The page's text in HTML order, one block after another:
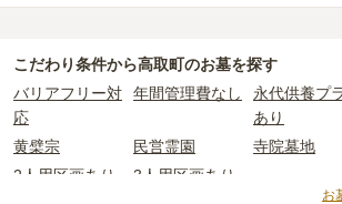
万円、永代供養墓が約24万円です。
2つが主な費用となります。
の一般墓の永代使用料の平均は58万円
平均
です。いずれも区画の広さや墓
樹木葬・納骨堂・永代供養墓は、基本的に墓
らお求めいただけます。
する「合祀墓（ごうしぼ）」と呼ばれるタイプ
比べて省スペースで管理の手間がかからないた
されています。
価格の目安は、1名あたり5万円〜30万円程度で
こだわり条件から高取町のお墓を探す
バリアフリー対
応
年間管理費なし
永代供養プ
あり
黄檗宗 民営霊園 寺院墓地
2人用区画あり
3人用区画あり
お